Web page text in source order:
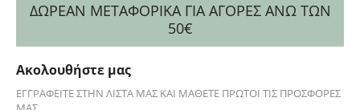
ΔΩΡΕΑΝ ΜΕΤΑΦΟΡΙΚΑ ΓΙΑ ΑΓΟΡΕΣ ΑΝΩ ΤΩΝ
50€
Ακολουθήστε μας
ΕΓΓΡΑΦΕΊΤΕ ΣΤΗΝ ΛΊΣΤΑ ΜΑΣ ΚΑΙ ΜΆΘΕΤΕ ΠΡΏΤΟΙ ΤΙΣ ΠΡΟΣΦΟΡΈΣ